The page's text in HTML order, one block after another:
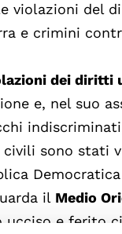
violazioni del
e crimini
dei diritti
e, nel suo
civili sono stati
Democratica
il Medio
e ferito